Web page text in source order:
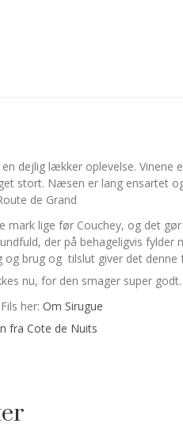
dejlig lækker oplevelse.
stort. Næsen er lang ensartet
de Grand
mark lige før Couchey, og det
der på behageligvis
brug og tilslut giver det denne
nu, for den smager super
her: Om Sirugue
fra Cote de Nuits